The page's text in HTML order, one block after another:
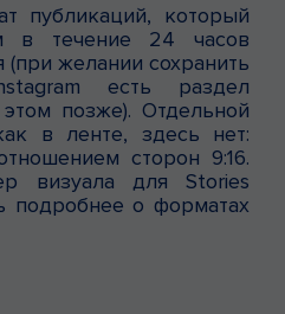
публикаций, который
в течение 24 часов
(при желании сохранить
есть раздел
позже). Отдельной
в ленте, здесь нет:
сторон 9:16.
визуала для Stories
подробнее о форматах